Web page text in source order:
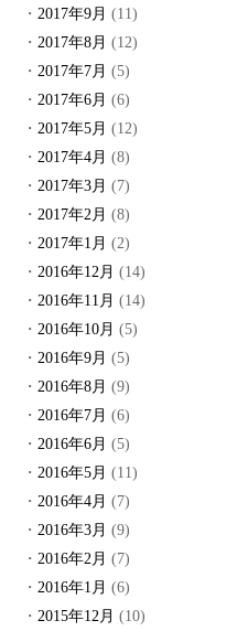
2017年9月 (11)
2017年8月 (12)
2017年7月 (5)
2017年6月 (6)
2017年5月 (12)
2017年4月 (8)
2017年3月 (7)
2017年2月 (8)
2017年1月 (2)
2016年12月 (14)
2016年11月 (14)
2016年10月 (5)
2016年9月 (5)
2016年8月 (9)
2016年7月 (6)
2016年6月 (5)
2016年5月 (11)
2016年4月 (7)
2016年3月 (9)
2016年2月 (7)
2016年1月 (6)
2015年12月 (10)